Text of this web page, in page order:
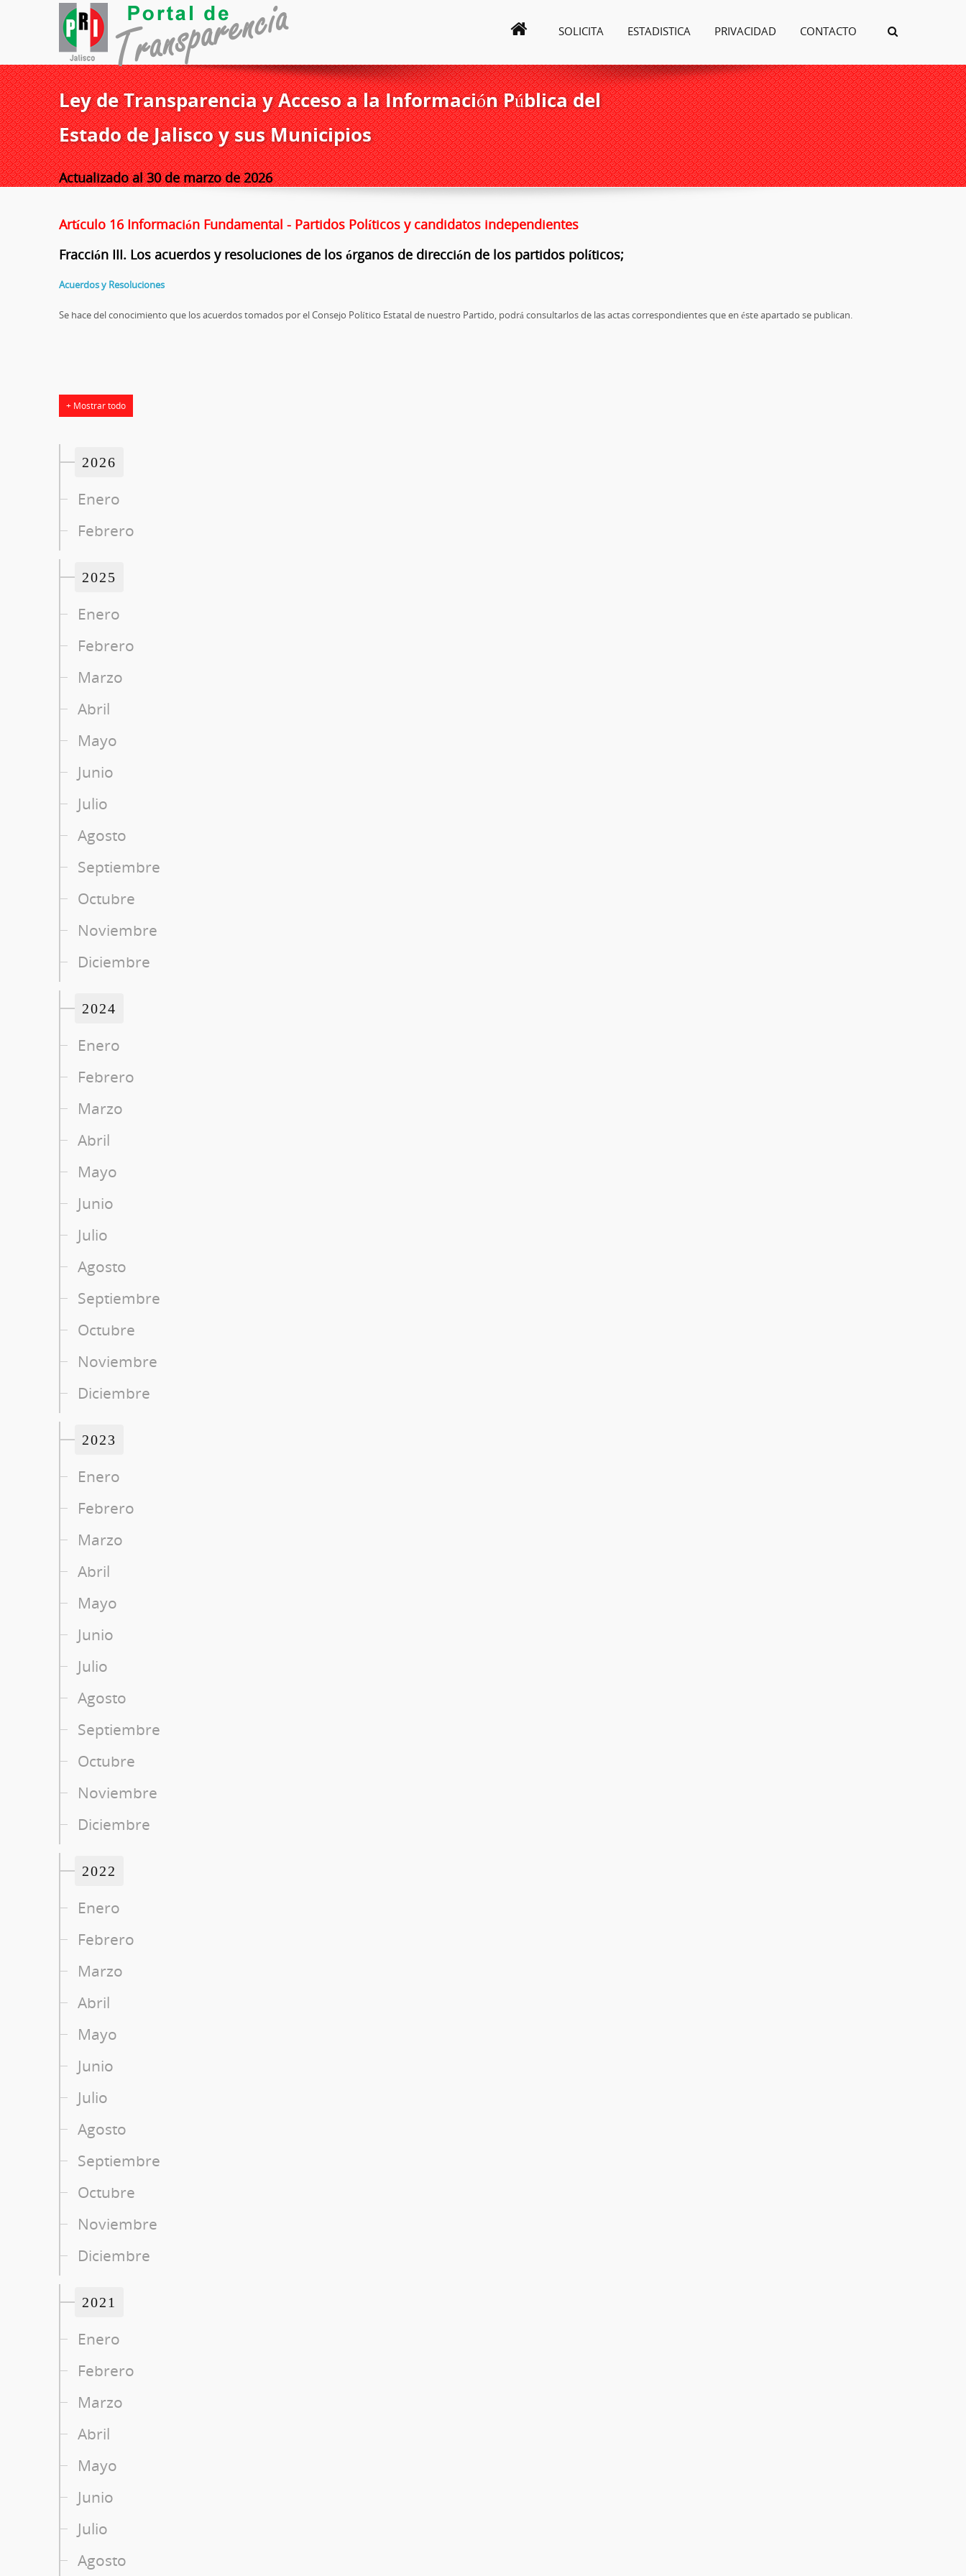
SOLICITA ESTADISTICA PRIVACIDAD CONTACTO
Ley de Transparencia y Acceso a la Información Pública del
Estado de Jalisco y sus Municipios
Actualizado al 30 de marzo de 2026
Artículo 16 Información Fundamental - Partidos Políticos y candidatos independientes
Fracción III. Los acuerdos y resoluciones de los órganos de dirección de los partidos políticos;
Acuerdos y Resoluciones
Se hace del conocimiento que los acuerdos tomados por el Consejo Político Estatal de nuestro Partido, podrá consultarlos de las actas correspondientes que en éste apartado se publican.
+ Mostrar todo
2026
Enero
Febrero
2025
Enero
Febrero
Marzo
Abril
Mayo
Junio
Julio
Agosto
Septiembre
Octubre
Noviembre
Diciembre
2024
Enero
Febrero
Marzo
Abril
Mayo
Junio
Julio
Agosto
Septiembre
Octubre
Noviembre
Diciembre
2023
Enero
Febrero
Marzo
Abril
Mayo
Junio
Julio
Agosto
Septiembre
Octubre
Noviembre
Diciembre
2022
Enero
Febrero
Marzo
Abril
Mayo
Junio
Julio
Agosto
Septiembre
Octubre
Noviembre
Diciembre
2021
Enero
Febrero
Marzo
Abril
Mayo
Junio
Julio
Agosto